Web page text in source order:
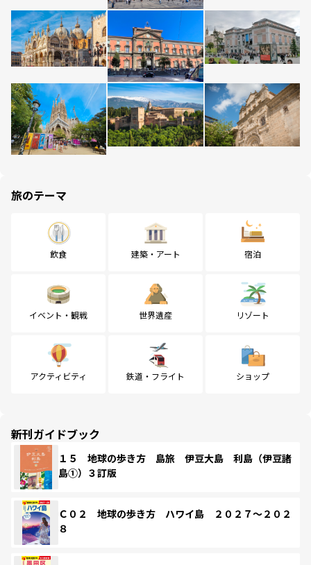
旅のテーマ
飲食 建築・アート 宿泊
イベント・観戦 世界遺産 リゾート
アクティビティ 鉄道・フライト ショップ
新刊ガイドブック
１５ 地球の歩き方 島旅 伊豆大島 利島（伊豆諸
島①）３訂版
Ｃ０２ 地球の歩き方 ハワイ島 ２０２７～２０２
８